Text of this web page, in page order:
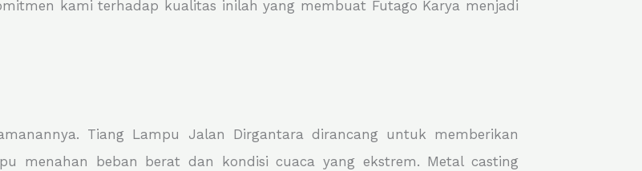
kami terhadap kualitas inilah yang membuat Futago Karya menjadi
Tiang Lampu Jalan Dirgantara dirancang untuk memberikan
menahan beban berat dan kondisi cuaca yang ekstrem. Metal casting